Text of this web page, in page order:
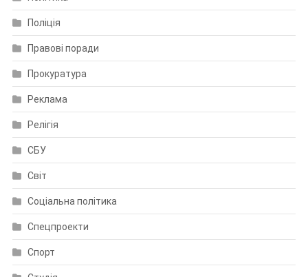
Поліція
Правові поради
Прокуратура
Реклама
Релігія
СБУ
Світ
Соціальна політика
Спецпроекти
Спорт